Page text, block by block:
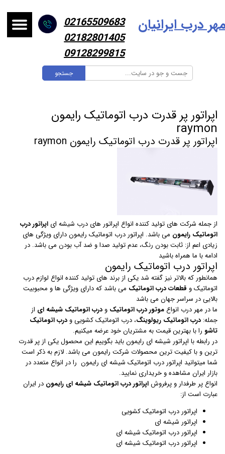
جستجو
درب ایرانیان
02165509683
02182801405
09128299815
اپراتور پر قدرت درب اتوماتیک رایمون
raymon
اپراتور پر قدرت درب اتوماتیک رایمون raymon
از جمله شرکت های تولید کننده انواع اپراتور های درب شیشه ای اپراتور درب
اتوماتیک رایمون می باشد. اپراتور درب اتوماتیک رایمون دارای ویژگی های
زیادی اعم از: ثابت بودن رنگ، عدم تولید صدا و ضد آب بودن می باشد. در
ادامه با ما همراه باشید
اپراتور درب اتوماتیک رایمون
همانطور که بالاتر نیز گفته شد یکی از برند های تولید کننده انواع لوازم درب
اتوماتیک و قطعات درب اتوماتیک می باشد که دارای ویژگی ها و محبوبیت
بالایی در سراسر جهان می باشد
ما در مهر درب انواع موتور درب اتوماتیک و درب اتوماتیک شیشه ای از
جمله: درب اتوماتیک ریولوینگ، درب اتوماتیک کشویی و درب اتوماتیک
تاشو را با بهترین قیمت به مشتریان خود عرضه میکنیم.
در رابطه با اپراتور شیشه ای رایمون باید بگوییم این محصول یکی از پر قدرت
ترین و با کیفیت ترین محصولات شرکت رایمون می باشد. لازم به ذکر است
شما میتوانید اپراتور درب اتوماتیک شیشه ای رایمون را در انواع متعدد در
بازار ایران مشاهده و خریداری نمایید.
انواع پر طرفدار و پرفروشاپراتور درب اتوماتیک شیشه ای رایمون در ایران
عبارت است از:
اپراتور درب اتوماتیک کشویی
اپراتور شیشه ای
اپراتور درب اتوماتیک شیشه ای
اپراتور درب اتوماتیک شیشه ای